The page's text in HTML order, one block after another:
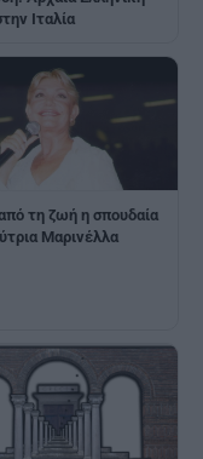
Ιταλία
τη ζωή η σπουδαία
Μαρινέλλα